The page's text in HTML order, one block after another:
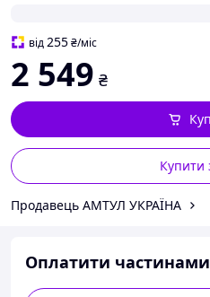
від255₴/міс
2 549 ₴
Купити
Продавець АМТУЛ УКРАЇНА
Оплатити частинами